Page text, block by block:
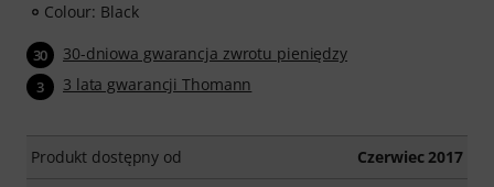
Colour: Black
30 30-dniowa gwarancja zwrotu pieniędzy
3 3 lata gwarancji Thomann
Produkt dostępny od Czerwiec 2017